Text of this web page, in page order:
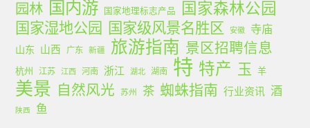
园林 国内游 国家地理标志产品 国家森林公园
国家湿地公园 国家级风景名胜区 安徽 寺庙
山东 山西 广东 新疆 旅游指南 景区招聘信息
杭州 江苏 江西 河南 浙江 湖北 湖南 特 特产 玉 羊
美景 自然风光 苏州 茶 蜘蛛指南 行业资讯 酒
陕西 鱼